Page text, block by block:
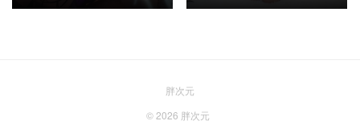
胖次元
© 2026 胖次元